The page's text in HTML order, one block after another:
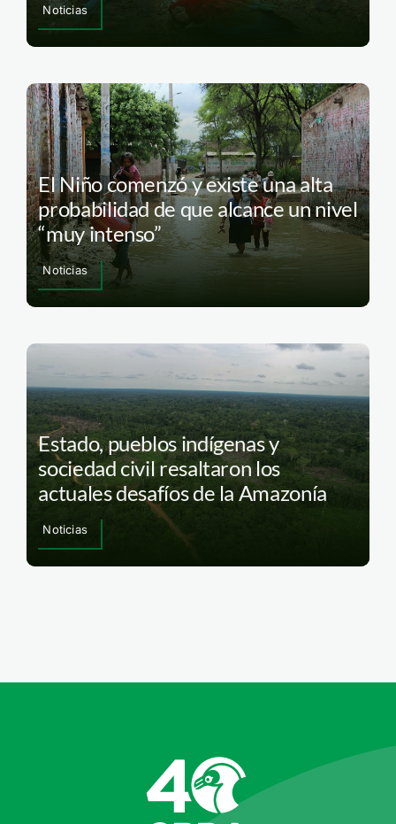
Noticias
El Niño comenzó y existe una alta
probabilidad de que alcance un nivel
“muy intenso”
Noticias
Estado, pueblos indígenas y
sociedad civil resaltaron los
actuales desafíos de la Amazonía
Noticias